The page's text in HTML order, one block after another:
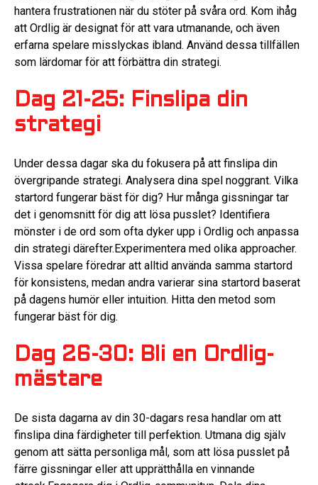
hantera frustrationen när du stöter på svåra ord. Kom ihåg
att Ordlig är designat för att vara utmanande, och även
erfarna spelare misslyckas ibland. Använd dessa tillfällen
som lärdomar för att förbättra din strategi.
Dag 21-25: Finslipa din
strategi
Under dessa dagar ska du fokusera på att finslipa din
övergripande strategi. Analysera dina spel noggrant. Vilka
startord fungerar bäst för dig? Hur många gissningar tar
det i genomsnitt för dig att lösa pusslet? Identifiera
mönster i de ord som ofta dyker upp i Ordlig och anpassa
din strategi därefter.Experimentera med olika approacher.
Vissa spelare föredrar att alltid använda samma startord
för konsistens, medan andra varierar sina startord baserat
på dagens humör eller intuition. Hitta den metod som
fungerar bäst för dig.
Dag 26-30: Bli en Ordlig-
mästare
De sista dagarna av din 30-dagars resa handlar om att
finslipa dina färdigheter till perfektion. Utmana dig själv
genom att sätta personliga mål, som att lösa pusslet på
färre gissningar eller att upprätthålla en vinnande